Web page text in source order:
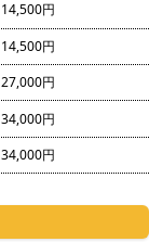
14,500円
14,500円
27,000円
34,000円
34,000円